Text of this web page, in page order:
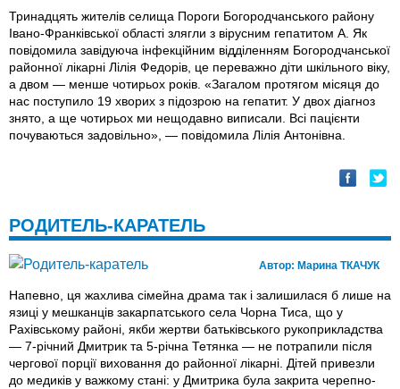
Тринадцять жителів селища Пороги Богородчанського району
Івано-Франківської області злягли з вірусним гепатитом А. Як
повідомила завідуюча інфекційним відділенням Богородчанської
районної лікарні Лілія Федорів, це переважно діти шкільного віку,
а двом — менше чотирьох років. «Загалом протягом місяця до
нас поступило 19 хворих з підозрою на гепатит. У двох діагноз
знято, а ще чотирьох ми нещодавно виписали. Всі пацієнти
почуваються задовільно», — повiдомила Лілія Антонівна.
РОДИТЕЛЬ-КАРАТЕЛЬ
Автор: Марина ТКАЧУК
Напевно, ця жахлива сімейна драма так і залишилася б лише на
язиці у мешканців закарпатського села Чорна Тиса, що у
Рахівському районі, якби жертви батьківського рукоприкладства
— 7-річний Дмитрик та 5-річна Тетянка — не потрапили після
чергової порції виховання до районної лікарні. Дітей привезли
до медиків у важкому стані: у Дмитрика була закрита черепно-